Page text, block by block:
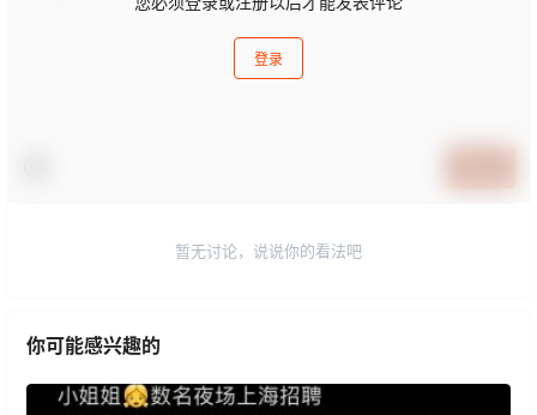
登录
暂无讨论，说说你的看法吧
你可能感兴趣的